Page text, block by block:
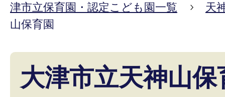
津市立保育園・認定こども園一覧
天
山保育園
大津市立天神山保